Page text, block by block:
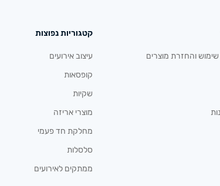
שימוש והחזרת מוצרים
קטגוריות נפוצות
עיצוב אירועים
קופסאות
שקיות
מוצרי אריזה
מחלקת חד פעמי
סלסלות
ממתקים לאירועים